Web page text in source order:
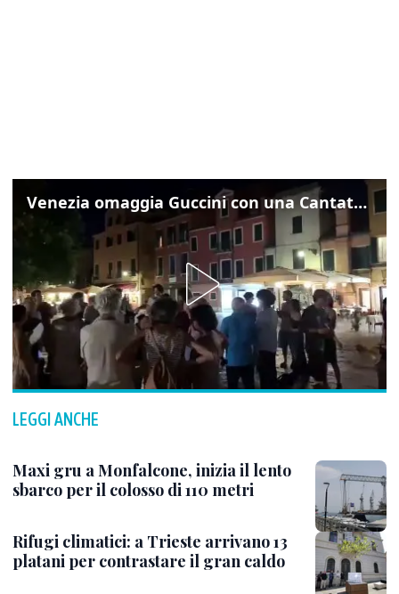
Venezia omaggia Guccini con una Cantata Anarchica in campo Santa Margherita
LEGGI ANCHE
Maxi gru a Monfalcone, inizia il lento
sbarco per il colosso di 110 metri
Rifugi climatici: a Trieste arrivano 13
platani per contrastare il gran caldo